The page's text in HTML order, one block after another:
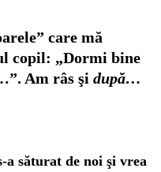
care mă
copil: „Dormi bine
Am râs şi după…
a săturat de noi şi vrea